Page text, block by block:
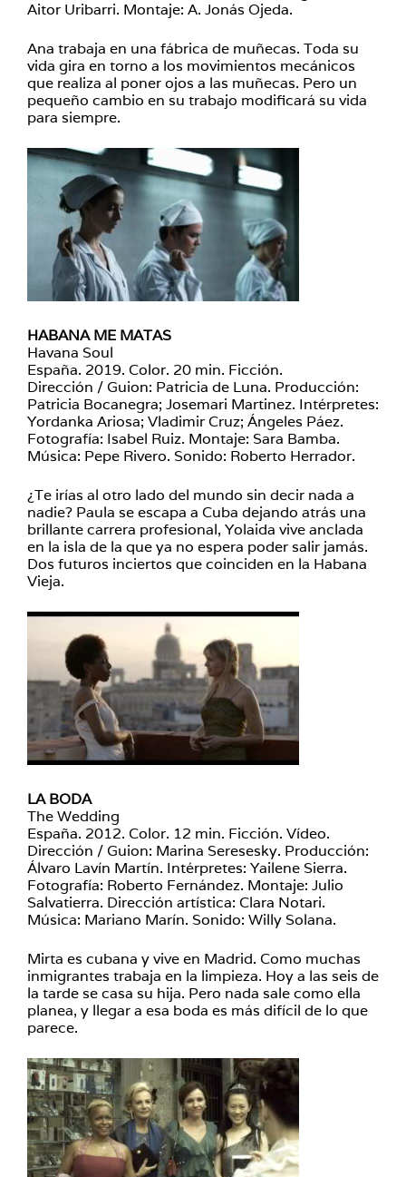
Aitor Uribarri. Montaje: A. Jonás Ojeda.
Ana trabaja en una fábrica de muñecas. Toda su
vida gira en torno a los movimientos mecánicos
que realiza al poner ojos a las muñecas. Pero un
pequeño cambio en su trabajo modificará su vida
para siempre.
HABANA ME MATAS
Havana Soul
España. 2019. Color. 20 min. Ficción.
Dirección / Guion: Patricia de Luna. Producción:
Patricia Bocanegra; Josemari Martinez. Intérpretes:
Yordanka Ariosa; Vladimir Cruz; Ángeles Páez.
Fotografía: Isabel Ruiz. Montaje: Sara Bamba.
Música: Pepe Rivero. Sonido: Roberto Herrador.
¿Te irías al otro lado del mundo sin decir nada a
nadie? Paula se escapa a Cuba dejando atrás una
brillante carrera profesional, Yolaida vive anclada
en la isla de la que ya no espera poder salir jamás.
Dos futuros inciertos que coinciden en la Habana
Vieja.
LA BODA
The Wedding
España. 2012. Color. 12 min. Ficción. Vídeo.
Dirección / Guion: Marina Seresesky. Producción:
Álvaro Lavín Martín. Intérpretes: Yailene Sierra.
Fotografía: Roberto Fernández. Montaje: Julio
Salvatierra. Dirección artística: Clara Notari.
Música: Mariano Marín. Sonido: Willy Solana.
Mirta es cubana y vive en Madrid. Como muchas
inmigrantes trabaja en la limpieza. Hoy a las seis de
la tarde se casa su hija. Pero nada sale como ella
planea, y llegar a esa boda es más difícil de lo que
parece.